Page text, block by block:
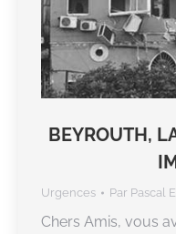
BEYROUTH,
Urgences Par Pascal
Chers Amis, vous